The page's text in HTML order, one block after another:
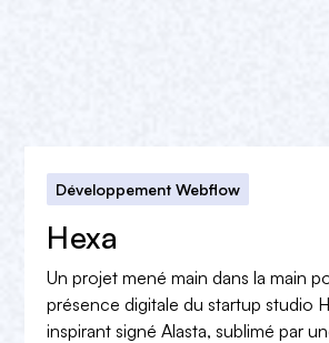
Développement Webflow
Hexa
Un projet mené main dans la main
présence digitale du startup studio
inspirant signé Alasta, sublimé par